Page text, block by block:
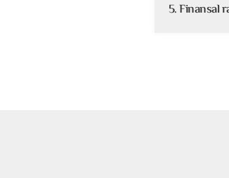
5. Finansal